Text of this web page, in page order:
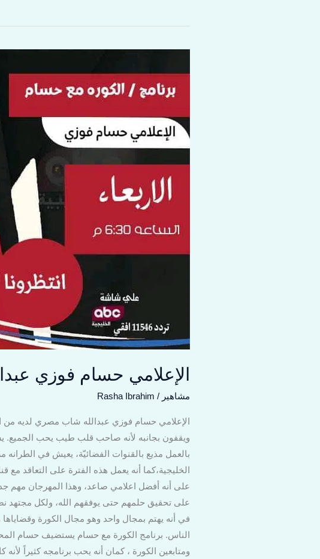
الإعلامي حسام فوزي
مشاهير /
Rasha Ibrahim
ويقفون بجانبه لأنه صاحب قلب طيب يحب الجميع.
الخليجية،كما أنه يعمل هذه الفترة على التعاقد مع
على أنه أفضل اعلامي صاعد، وهذا المهرجان مهم
على تحقيق حلمهم حتى يوفقهم الله، ولكل مجتهد
في أنه يهتم بمجال واحد وهو مجال الكورة
الناس. برنامج الكورة مع حسام يستضيف حسام
ومتابعين الكورة ، كمان أنه يحب برنامجه كثيراً
حسام
فوزي